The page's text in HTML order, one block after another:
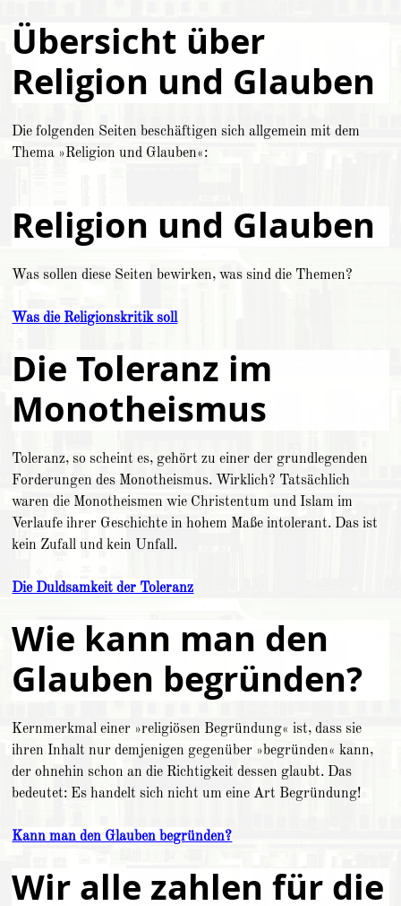
Übersicht über
Religion und Glauben
Die folgenden Seiten beschäftigen sich allgemein mit dem
Thema »Religion und Glauben«:
Religion und Glauben
Was sollen diese Seiten bewirken, was sind die Themen?
Was die Religionskritik soll
Die Toleranz im
Monotheismus
Toleranz, so scheint es, gehört zu einer der grundlegenden
Forderungen des Monotheismus. Wirklich? Tatsächlich
waren die Monotheismen wie Christentum und Islam im
Verlaufe ihrer Geschichte in hohem Maße intolerant. Das ist
kein Zufall und kein Unfall.
Die Duldsamkeit der Toleranz
Wie kann man den
Glauben begründen?
Kernmerkmal einer »religiösen Begründung« ist, dass sie
ihren Inhalt nur demjenigen gegenüber »begründen« kann,
der ohnehin schon an die Richtigkeit dessen glaubt. Das
bedeutet: Es handelt sich nicht um eine Art Begründung!
Kann man den Glauben begründen?
Wir alle zahlen für die